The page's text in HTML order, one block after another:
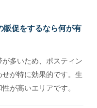
販促をするなら何が有
多いため、ポスティン
が特に効果的です。生
が高いエリアです。